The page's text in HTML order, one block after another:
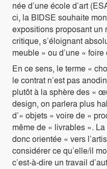
née d’une école d’art
ci, la BIDSE souhaite
expositions proposant un
critique, s’éloignant
meuble » ou d’une « foire
En ce sens, le terme «
le contrat n’est pas
plutôt à la sphère des «
design, on parlera plus
d’« objets » voire de «
même de « livrables ».
donc orientée « vers
considérer ce qu’elle/il
c’est-à-dire un travail